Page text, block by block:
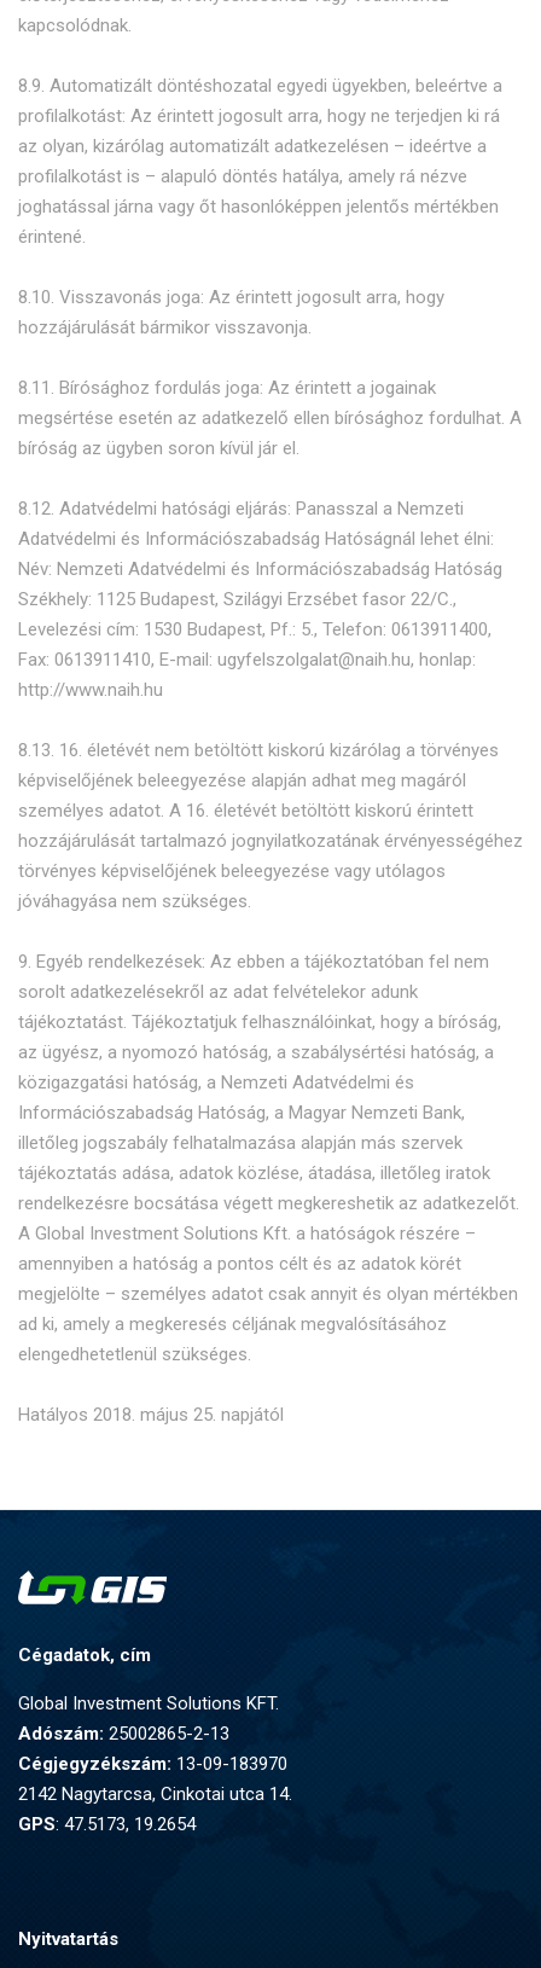
kapcsolódnak.
8.9. Automatizált döntéshozatal egyedi ügyekben, beleértve a
profilalkotást: Az érintett jogosult arra, hogy ne terjedjen ki rá
az olyan, kizárólag automatizált adatkezelésen – ideértve a
profilalkotást is – alapuló döntés hatálya, amely rá nézve
joghatással járna vagy őt hasonlóképpen jelentős mértékben
érintené.
8.10. Visszavonás joga: Az érintett jogosult arra, hogy
hozzájárulását bármikor visszavonja.
8.11. Bírósághoz fordulás joga: Az érintett a jogainak
megsértése esetén az adatkezelő ellen bírósághoz fordulhat. A
bíróság az ügyben soron kívül jár el.
8.12. Adatvédelmi hatósági eljárás: Panasszal a Nemzeti
Adatvédelmi és Információszabadság Hatóságnál lehet élni:
Név: Nemzeti Adatvédelmi és Információszabadság Hatóság
Székhely: 1125 Budapest, Szilágyi Erzsébet fasor 22/C.,
Levelezési cím: 1530 Budapest, Pf.: 5., Telefon: 0613911400,
Fax: 0613911410, E-mail: ugyfelszolgalat@naih.hu, honlap:
http://www.naih.hu
8.13. 16. életévét nem betöltött kiskorú kizárólag a törvényes
képviselőjének beleegyezése alapján adhat meg magáról
személyes adatot. A 16. életévét betöltött kiskorú érintett
hozzájárulását tartalmazó jognyilatkozatának érvényességéhez
törvényes képviselőjének beleegyezése vagy utólagos
jóváhagyása nem szükséges.
9. Egyéb rendelkezések: Az ebben a tájékoztatóban fel nem
sorolt adatkezelésekről az adat felvételekor adunk
tájékoztatást. Tájékoztatjuk felhasználóinkat, hogy a bíróság,
az ügyész, a nyomozó hatóság, a szabálysértési hatóság, a
közigazgatási hatóság, a Nemzeti Adatvédelmi és
Információszabadság Hatóság, a Magyar Nemzeti Bank,
illetőleg jogszabály felhatalmazása alapján más szervek
tájékoztatás adása, adatok közlése, átadása, illetőleg iratok
rendelkezésre bocsátása végett megkereshetik az adatkezelőt.
A Global Investment Solutions Kft. a hatóságok részére –
amennyiben a hatóság a pontos célt és az adatok körét
megjelölte – személyes adatot csak annyit és olyan mértékben
ad ki, amely a megkeresés céljának megvalósításához
elengedhetetlenül szükséges.
Hatályos 2018. május 25. napjától
Cégadatok, cím
Global Investment Solutions KFT.
Adószám: 25002865-2-13
Cégjegyzékszám: 13-09-183970
2142 Nagytarcsa, Cinkotai utca 14.
GPS: 47.5173, 19.2654
Nyitvatartás